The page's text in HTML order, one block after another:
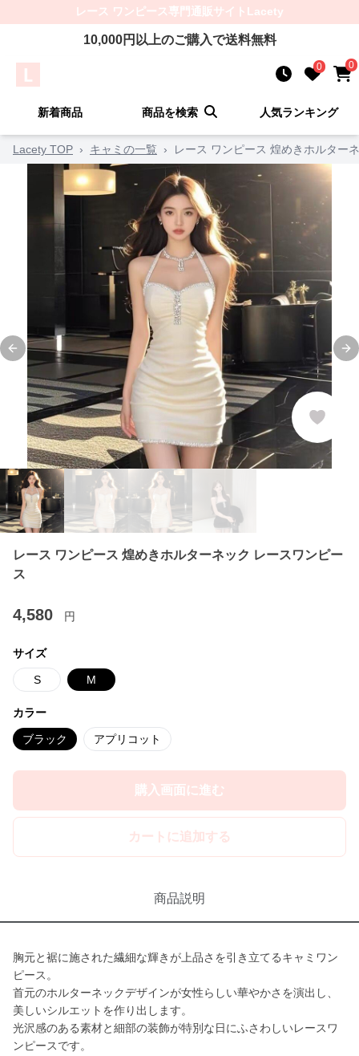
レース ワンピース専門通販サイト Lacety
10,000円以上のご購入で送料無料
0 0
新着商品 商品を検索 人気ランキング
Lacety TOP › キャミの一覧 › レース ワンピース 煌めきホルター
Previous slide
レース ワンピース 煌めきホルターネック レースワンピー
ス
4,580 円
サイズ
S M
カラー
ブラック アプリコット
購入画面に進む
カートに追加する
商品説明
胸元と裾に施された繊細な輝きが上品さを引き立てるキャミワン
ピース。
首元のホルターネックデザインが女性らしい華やかさを演出し、
美しいシルエットを作り出します。
光沢感のある素材と細部の装飾が特別な日にふさわしいレースワ
ンピースです。